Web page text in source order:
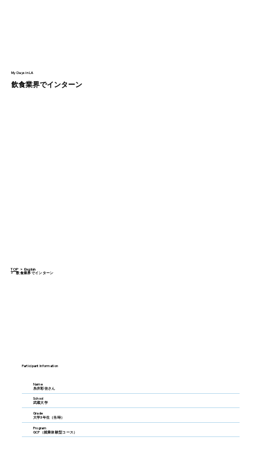
My Days in LA
飲食業界でインターン
TOP > English
> 飲食業界でインターン
Participant Information
Name
糸井彩佳さん
School
武蔵大学
Grade
大学3年生（当時）
Program
GCP（就業体験型コース）